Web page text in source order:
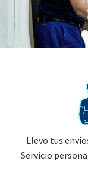
Llevo tus
Servicio